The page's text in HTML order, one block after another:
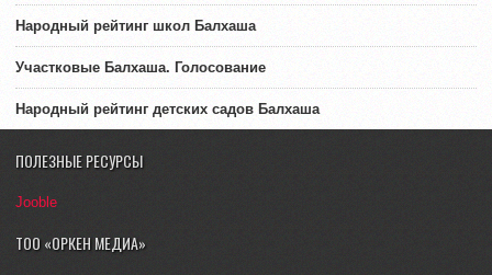
Народный рейтинг школ Балхаша
Участковые Балхаша. Голосование
Народный рейтинг детских садов Балхаша
ПОЛЕЗНЫЕ РЕСУРСЫ
Jooble
ТОО «ОРКЕН МЕДИА»